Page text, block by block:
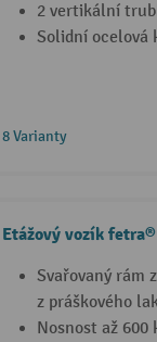
2 vertikální
Solidní ocelová
8 Varianty
Etážový vozík
Svařovaný rám
z práškového
Nosnost až 600